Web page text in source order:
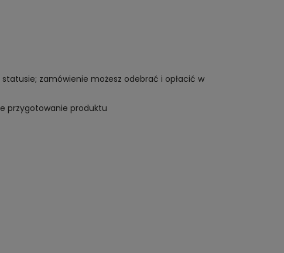
zamówienie możesz odebrać i opłacić w
przygotowanie produktu